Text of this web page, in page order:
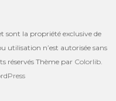
sont la propriété exclusive de
utilisation n’est autorisée sans
réservés Thème par Colorlib.